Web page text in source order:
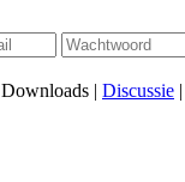
Downloads | Discussie